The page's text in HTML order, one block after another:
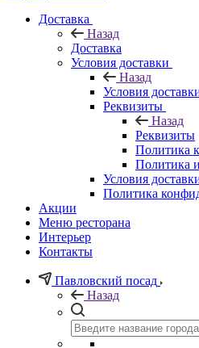
Доставка
Назад
Доставка
Условия доставки
Назад
Условия
Реквизиты
Назад
Реквизиты
Политика
Политика
Условия
Политика
Акции
Меню ресторана
Интерьер
Контакты
Павловский посад
Назад